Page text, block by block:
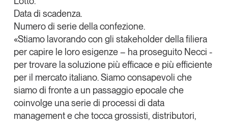
Data di scadenza.
Numero di serie della confezione.
«Stiamo lavorando con gli stakeholder della filiera
per capire le loro esigenze – ha proseguito Necci -
per trovare la soluzione più efficace e più efficiente
per il mercato italiano. Siamo consapevoli che
siamo di fronte a un passaggio epocale che
coinvolge una serie di processi di data
management e che tocca grossisti, distributori,